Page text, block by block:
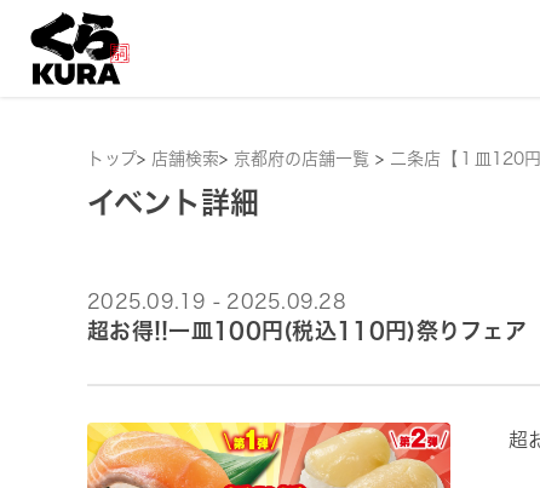
トップ> 店舗検索> 京都府の店舗一覧 > 二条店【１皿120円
イベント詳細
2025.09.19 - 2025.09.28
超お得!!一皿100円(税込110円)祭りフェア
超